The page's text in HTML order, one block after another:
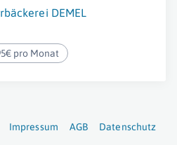
DEMEL
pro Monat
Impressum AGB Datenschutz